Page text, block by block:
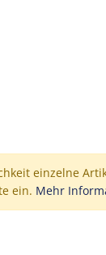
einzelne
ein. Mehr